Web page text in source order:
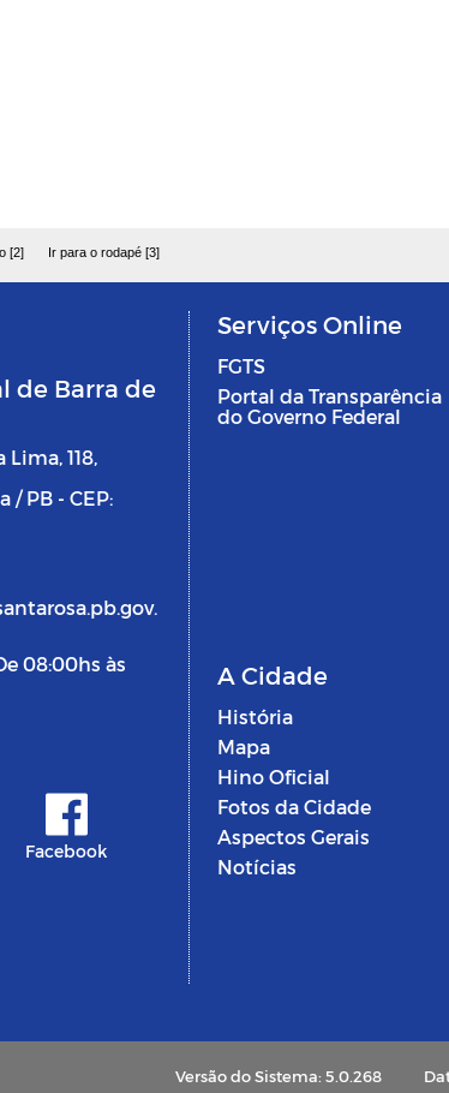
[2] Ir para o rodapé [3]
de Barra de
118,
/ PB - CEP:
08:00hs às
Facebook
Serviços Online
FGTS
Portal da Transparência
do Governo Federal
A Cidade
História
Mapa
Hino Oficial
Fotos da Cidade
Aspectos Gerais
Notícias
Versão do Sistema: 5.0.268